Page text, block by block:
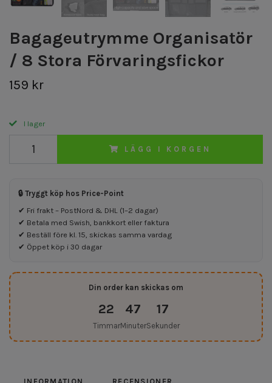
Bagageutrymme Organisatör
/ 8 Stora Förvaringsfickor
159 kr
I lager
LÄGG I KORGEN
🔒 Tryggt köp hos Price-Point
✔ Fri frakt – PostNord & DHL (1–2 dagar)
✔ Betala med Swish, bankkort eller faktura
✔ Beställ före kl. 15, skickas samma vardag
✔ Öppet köp i 30 dagar
Din order kan skickas om
22
Timmar
47
Minuter
16
Sekunder